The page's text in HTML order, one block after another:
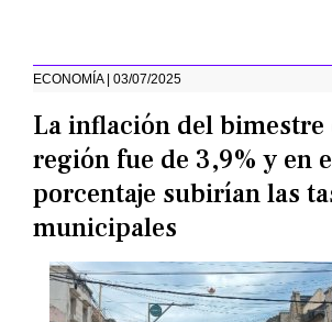
ECONOMÍA | 03/07/2025
La inflación del bimestre
región fue de 3,9% y en
porcentaje subirían las
municipales